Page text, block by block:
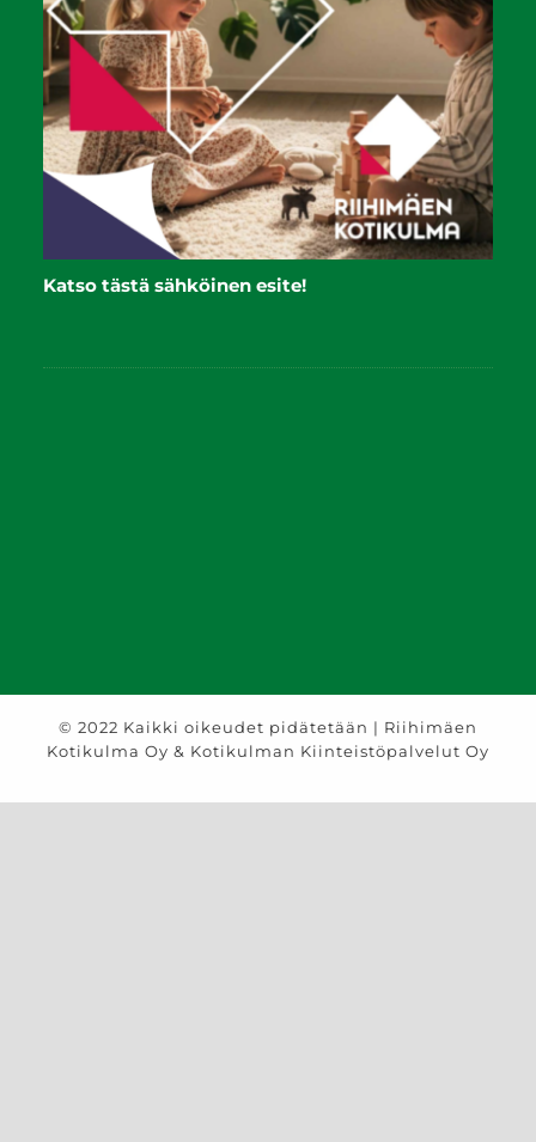
Katso tästä sähköinen esite!
© 2022 Kaikki oikeudet pidätetään | Riihimäen
Kotikulma Oy & Kotikulman Kiinteistöpalvelut Oy